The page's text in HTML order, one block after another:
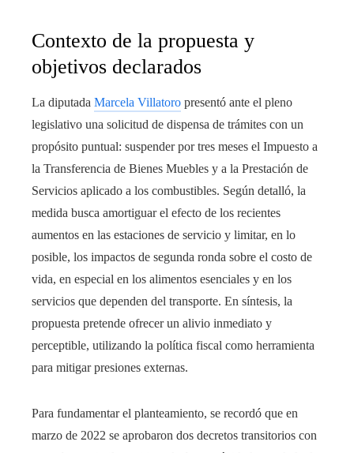
Contexto de la propuesta y
objetivos declarados
La diputada Marcela Villatoro presentó ante el pleno
legislativo una solicitud de dispensa de trámites con un
propósito puntual: suspender por tres meses el Impuesto a
la Transferencia de Bienes Muebles y a la Prestación de
Servicios aplicado a los combustibles. Según detalló, la
medida busca amortiguar el efecto de los recientes
aumentos en las estaciones de servicio y limitar, en lo
posible, los impactos de segunda ronda sobre el costo de
vida, en especial en los alimentos esenciales y en los
servicios que dependen del transporte. En síntesis, la
propuesta pretende ofrecer un alivio inmediato y
perceptible, utilizando la política fiscal como herramienta
para mitigar presiones externas.
Para fundamentar el planteamiento, se recordó que en
marzo de 2022 se aprobaron dos decretos transitorios con